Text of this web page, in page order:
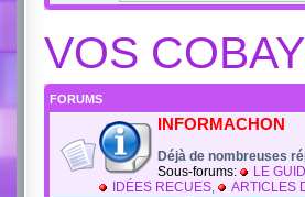
VOS
FORUMS
INFORMACHON
Déjà de nombreuses
Sous-forums:
LE
IDÉES RECUES, ARTICLES